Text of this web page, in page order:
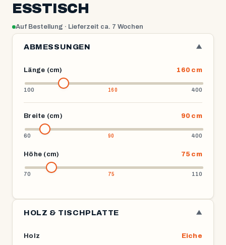
ESSTISCH
Auf Bestellung · Lieferzeit ca. 7 Wochen
ABMESSUNGEN ▼
Länge (cm) 160 cm
100 400
Breite (cm) 90 cm
60 400
Höhe (cm) 75 cm
70 110
HOLZ & TISCHPLATTE ▼
Holz Eiche